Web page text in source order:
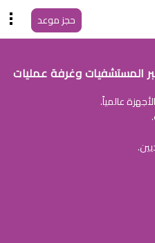
حجز موعد
المستشفيات وغرفة عمليات
عالمياً.